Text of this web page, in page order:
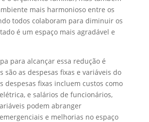
mais harmonioso entre os
todos colaboram para diminuir os
é um espaço mais agradável e
para alcançar essa redução é
são as despesas fixas e variáveis do
despesas fixas incluem custos como
e salários de funcionários,
podem abranger
e melhorias no espaço